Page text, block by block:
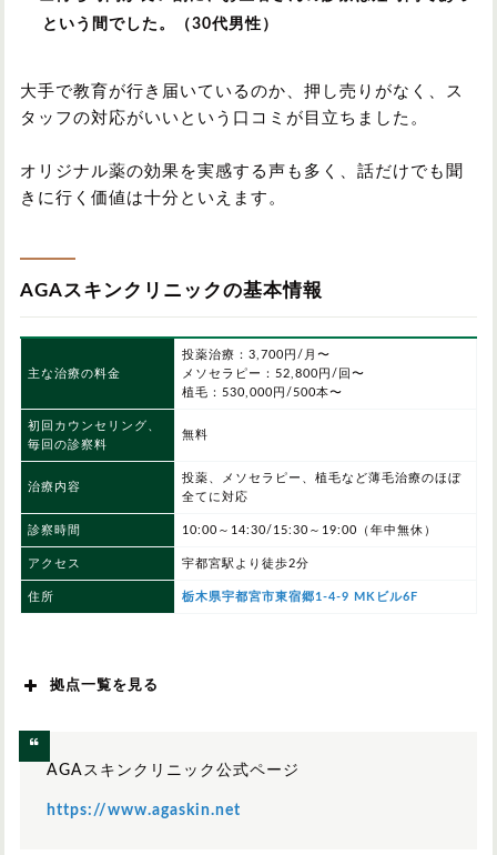
という間でした。（30代男性）
大手で教育が行き届いているのか、押し売りがなく、ス
タッフの対応がいいという口コミが目立ちました。
オリジナル薬の効果を実感する声も多く、話だけでも聞
きに行く価値は十分といえます。
AGAスキンクリニックの基本情報
主な治療の料金
投薬治療：3,700円/月〜
メソセラピー：52,800円/回〜
植毛：530,000円/500本〜
初回カウンセリング、
毎回の診察料
無料
治療内容
投薬、メソセラピー、植毛など薄毛治療のほぼ
全てに対応
診察時間 10:00～14:30/15:30～19:00（年中無休）
アクセス 宇都宮駅より徒歩2分
住所 栃木県宇都宮市東宿郷1-4-9 MKビル6F
拠点一覧を見る
関東
AGAスキンクリニック公式ページ
https://www.agaskin.net